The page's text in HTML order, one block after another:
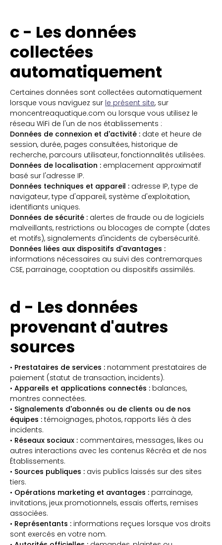
c - Les données
collectées
automatiquement
Certaines données sont collectées automatiquement
lorsque vous naviguez sur le présent site, sur
moncentreaquatique.com ou lorsque vous utilisez le
réseau WiFi de l'un de nos établissements :
Données de connexion et d'activité : date et heure de
session, durée, pages consultées, historique de
recherche, parcours utilisateur, fonctionnalités utilisées.
Données de localisation : emplacement approximatif
basé sur l'adresse IP.
Données techniques et appareil : adresse IP, type de
navigateur, type d'appareil, système d'exploitation,
identifiants uniques.
Données de sécurité : alertes de fraude ou de logiciels
malveillants, restrictions ou blocages de compte (dates
et motifs), signalements d'incidents de cybersécurité.
Données liées aux dispositifs d'avantages :
informations nécessaires au suivi des contremarques
CSE, parrainage, cooptation ou dispositifs assimilés.
d - Les données
provenant d'autres
sources
• Prestataires de services : notamment prestataires de
paiement (statut de transaction, incidents).
• Appareils et applications connectés : balances,
montres connectées.
• Signalements d'abonnés ou de clients ou de nos
équipes : témoignages, photos, rapports liés à des
incidents.
• Réseaux sociaux : commentaires, messages, likes ou
autres interactions avec les contenus Récréa et de nos
Établissements.
• Sources publiques : avis publics laissés sur des sites
tiers.
• Opérations marketing et avantages : parrainage,
invitations, jeux promotionnels, essais offerts, remises
associées.
• Représentants : informations reçues lorsque vos droits
sont exercés en votre nom.